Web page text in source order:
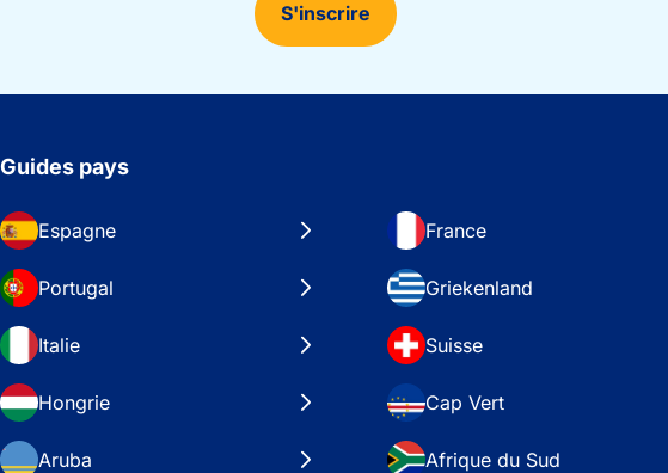
S'inscrire
Guides pays
Espagne France
Portugal Griekenland
Italie Suisse
Hongrie Cap Vert
Aruba Afrique du Sud